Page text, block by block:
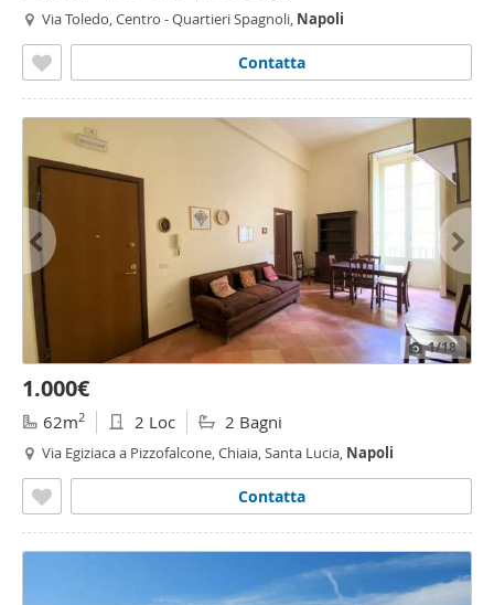
Via Toledo, Centro - Quartieri Spagnoli, Napoli
Contatta
1/18
1.000€
62m2 2 Loc 2 Bagni
Via Egiziaca a Pizzofalcone, Chiaia, Santa Lucia, Napoli
Contatta